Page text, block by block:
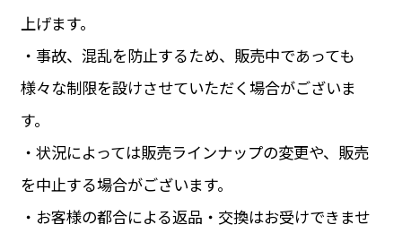
上げます。
・事故、混乱を防止するため、販売中であっても
様々な制限を設けさせていただく場合がございま
す。
・状況によっては販売ラインナップの変更や、販売
を中止する場合がございます。
・お客様の都合による返品・交換はお受けできませ